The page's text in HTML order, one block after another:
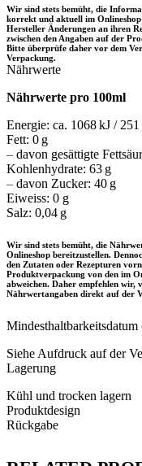
Wir sind stets bemüht, die
korrekt und aktuell im Onlineshop
Hersteller Änderungen an ihren
zwischen den Angaben auf der
Bitte überprüfe daher vor dem
Verpackung.
Nährwerte
Nährwerte pro 100ml
Energie: ca. 1068 kJ / 251
Fett: 0 g
– davon gesättigte
Kohlenhydrate: 63 g
– davon Zucker: 40 g
Eiweiss: 0 g
Salz: 0,04 g
Wir sind stets bemüht, die
Onlineshop bereitzustellen.
den Zutaten oder Rezepturen
Produktverpackung von den im
abweichen. Daher empfehlen wir,
Nährwertangaben direkt auf der
Siehe Aufdruck auf der
Lagerung
Kühl und trocken lagern
Produktdesign
Rückgabe